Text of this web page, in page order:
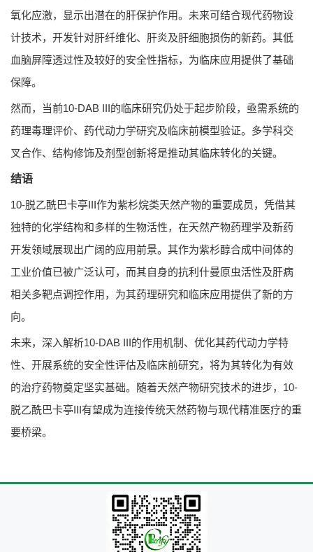
氧化应激，显示出潜在的肝保护作用。未来可结合现代药物设
计技术，开发针对肝纤维化、肝炎及肝细胞损伤的新药。其低
血脑屏障透过性及较好的安全性指标，为临床应用提供了基础
保障。
然而，当前10-DAB III的临床研究仍处于起步阶段，亟需系统的
药理毒理评价、药代动力学研究及临床前模型验证。多学科交
叉合作、结构修饰及剂型创新将是推动其临床转化的关键。
结语
10-脱乙酰巴卡亭III作为紫杉烷类天然产物的重要成员，凭借其
独特的化学结构和多样的生物活性，在天然产物药理学及新药
开发领域展现出广阔的应用前景。其作为紫杉醇合成中间体的
工业价值已被广泛认可，而其自身的抗利什曼原虫活性及肝病
相关多靶点调控作用，为其药理研究和临床应用提供了新的方
向。
未来，深入解析10-DAB III的作用机制、优化其药代动力学特
性、开展系统的安全性评估及临床前研究，将为其转化为有效
的治疗药物奠定坚实基础。随着天然产物研究技术的进步，10-
脱乙酰巴卡亭III有望成为连接传统天然药物与现代精准医疗的重
要桥梁。